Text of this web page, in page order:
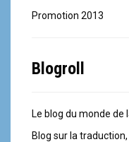
Promotion 2013
Blogroll
Le blog du monde de
Blog sur la